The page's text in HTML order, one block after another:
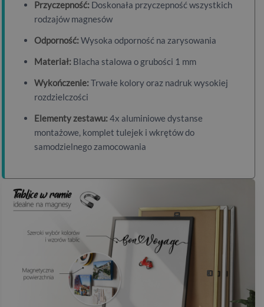
Przyczepność:Doskonała przyczepność wszystkich
rodzajów magnesów
Odporność:Wysoka odporność na zarysowania
Materiał:Blacha stalowa o grubości 1 mm
Wykończenie:Trwałe kolory oraz nadruk wysokiej
rozdzielczości
Elementy zestawu:4x aluminiowe dystanse
montażowe, komplet tulejek i wkrętów do
samodzielnego zamocowania